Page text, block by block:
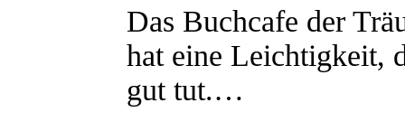
Das Buchcafe der
hat eine Leichtigkeit,
gut tut.…